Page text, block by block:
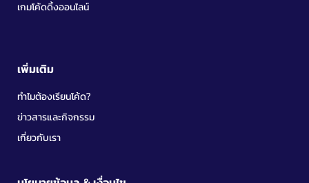
เกมโค้ดดิ้งออนไลน์
เพิ่มเติม
ทำไมต้องเรียนโค้ด?
ข่าวสารและกิจกรรม
เกี่ยวกับเรา